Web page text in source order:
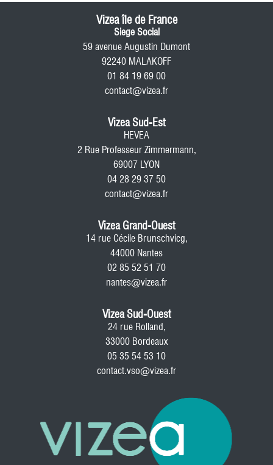
Vizea île de France
Siege Social
59 avenue Augustin Dumont
92240 MALAKOFF
01 84 19 69 00
contact@vizea.fr
Vizea Sud-Est
HEVEA
2 Rue Professeur Zimmermann,
69007 LYON
04 28 29 37 50
contact@vizea.fr
Vizea Grand-Ouest
14 rue Cécile Brunschvicg,
44000 Nantes
02 85 52 51 70
nantes@vizea.fr
Vizea Sud-Ouest
24 rue Rolland,
33000 Bordeaux
05 35 54 53 10
contact.vso@vizea.fr